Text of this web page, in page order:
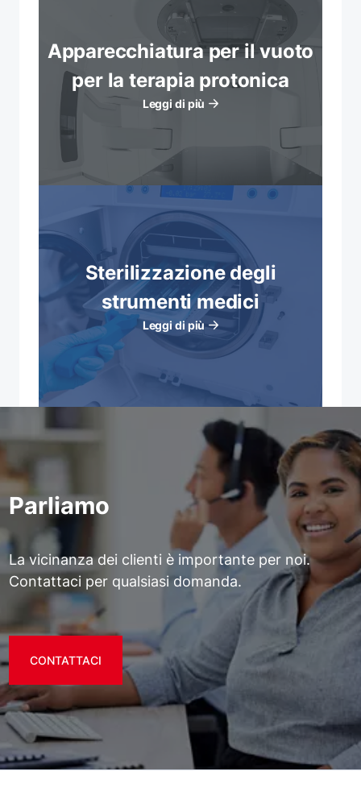
Apparecchiatura per il vuoto
per la terapia protonica
Leggi di più
Sterilizzazione degli
strumenti medici
Leggi di più
Parliamo
La vicinanza dei clienti è importante per noi.
Contattaci per qualsiasi domanda.
CONTATTACI